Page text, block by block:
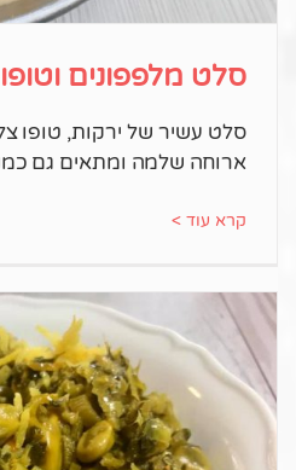
סלט מלפפונים וטופו
סלט עשיר של ירקות, טופו
ארוחה שלמה ומתאים גם
קרא עוד >